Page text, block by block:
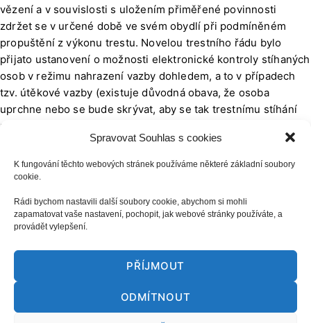
Spravovat Souhlas s cookies
K fungování těchto webových stránek používáme některé základní soubory
cookie.
Rádi bychom nastavili další soubory cookie, abychom si mohli
zapamatovat vaše nastavení, pochopit, jak webové stránky používáte, a
provádět vylepšení.
PŘÍJMOUT
ODMÍTNOUT
vězení a v souvislosti s uložením přiměřené povinnosti
zdržet se v určené době ve svém obydlí při podmíněném
propuštění z výkonu trestu. Novelou trestního řádu bylo
přijato ustanovení o možnosti elektronické kontroly stíhaných
osob v režimu nahrazení vazby dohledem, a to v případech
tzv. útěkové vazby (existuje důvodná obava, že osoba
uprchne nebo se bude skrývat, aby se tak trestnímu stíhání
nebo trestu vyhnula, zejména nelze-li její totožnost hned
zjistit, nemá-li stálé bydliště anebo hrozí-li jí vysoký trest) či
vazby předstižné (existuje důvodná obava, že osoba bude
opakovat trestnou činnost, pro niž je stíhána, dokoná trestný
připravovala nebo kterým hrozila). Technickými prostředky
elektronického monitoringu lze také zajišťovat v kvalitnější
chráněná osoba vysloví souhlas.
Webové stránky jsou v souladu svyhláškou č. 64/2008 Sb.
o přístupnosti.